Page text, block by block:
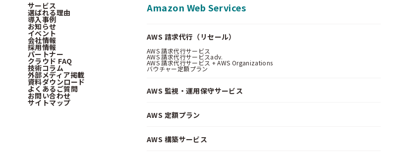
サービス
選ばれる理由
導入事例
お知らせ
イベント
会社情報
採用情報
パートナー
クラウド FAQ
技術コラム
外部メディア掲載
資料ダウンロード
よくあるご質問
お問い合わせ
サイトマップ
Amazon Web Services
AWS 請求代行（リセール）
AWS 請求代行サービス
AWS 請求代行サービスadv.
AWS 請求代行サービス + AWS Organizations
バウチャー定額プラン
AWS 監視・運用保守サービス
AWS 定額プラン
AWS 構築サービス